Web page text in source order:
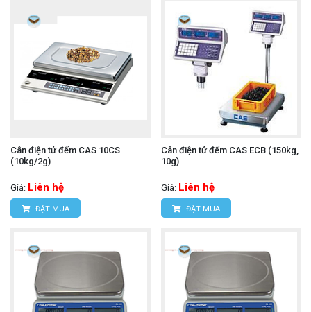
Cân điện tử đếm CAS 10CS
(10kg/2g)
Giá: Liên hệ
ĐẶT MUA
Cân điện tử đếm CAS ECB (150kg,
10g)
Giá: Liên hệ
ĐẶT MUA